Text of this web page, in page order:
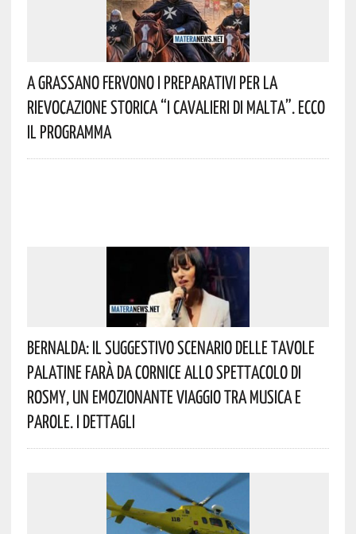
A Grassano Fervono I Preparativi Per La
Rievocazione Storica “I CAVALIERI DI MALTA”. Ecco
Il Programma
Bernalda: Il Suggestivo Scenario Delle Tavole
Palatine Farà Da Cornice Allo Spettacolo Di
Rosmy, Un Emozionante Viaggio Tra Musica E
Parole. I Dettagli